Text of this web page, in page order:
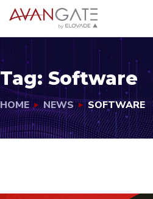
Tag:Software
HOME NEWS SOFTWARE